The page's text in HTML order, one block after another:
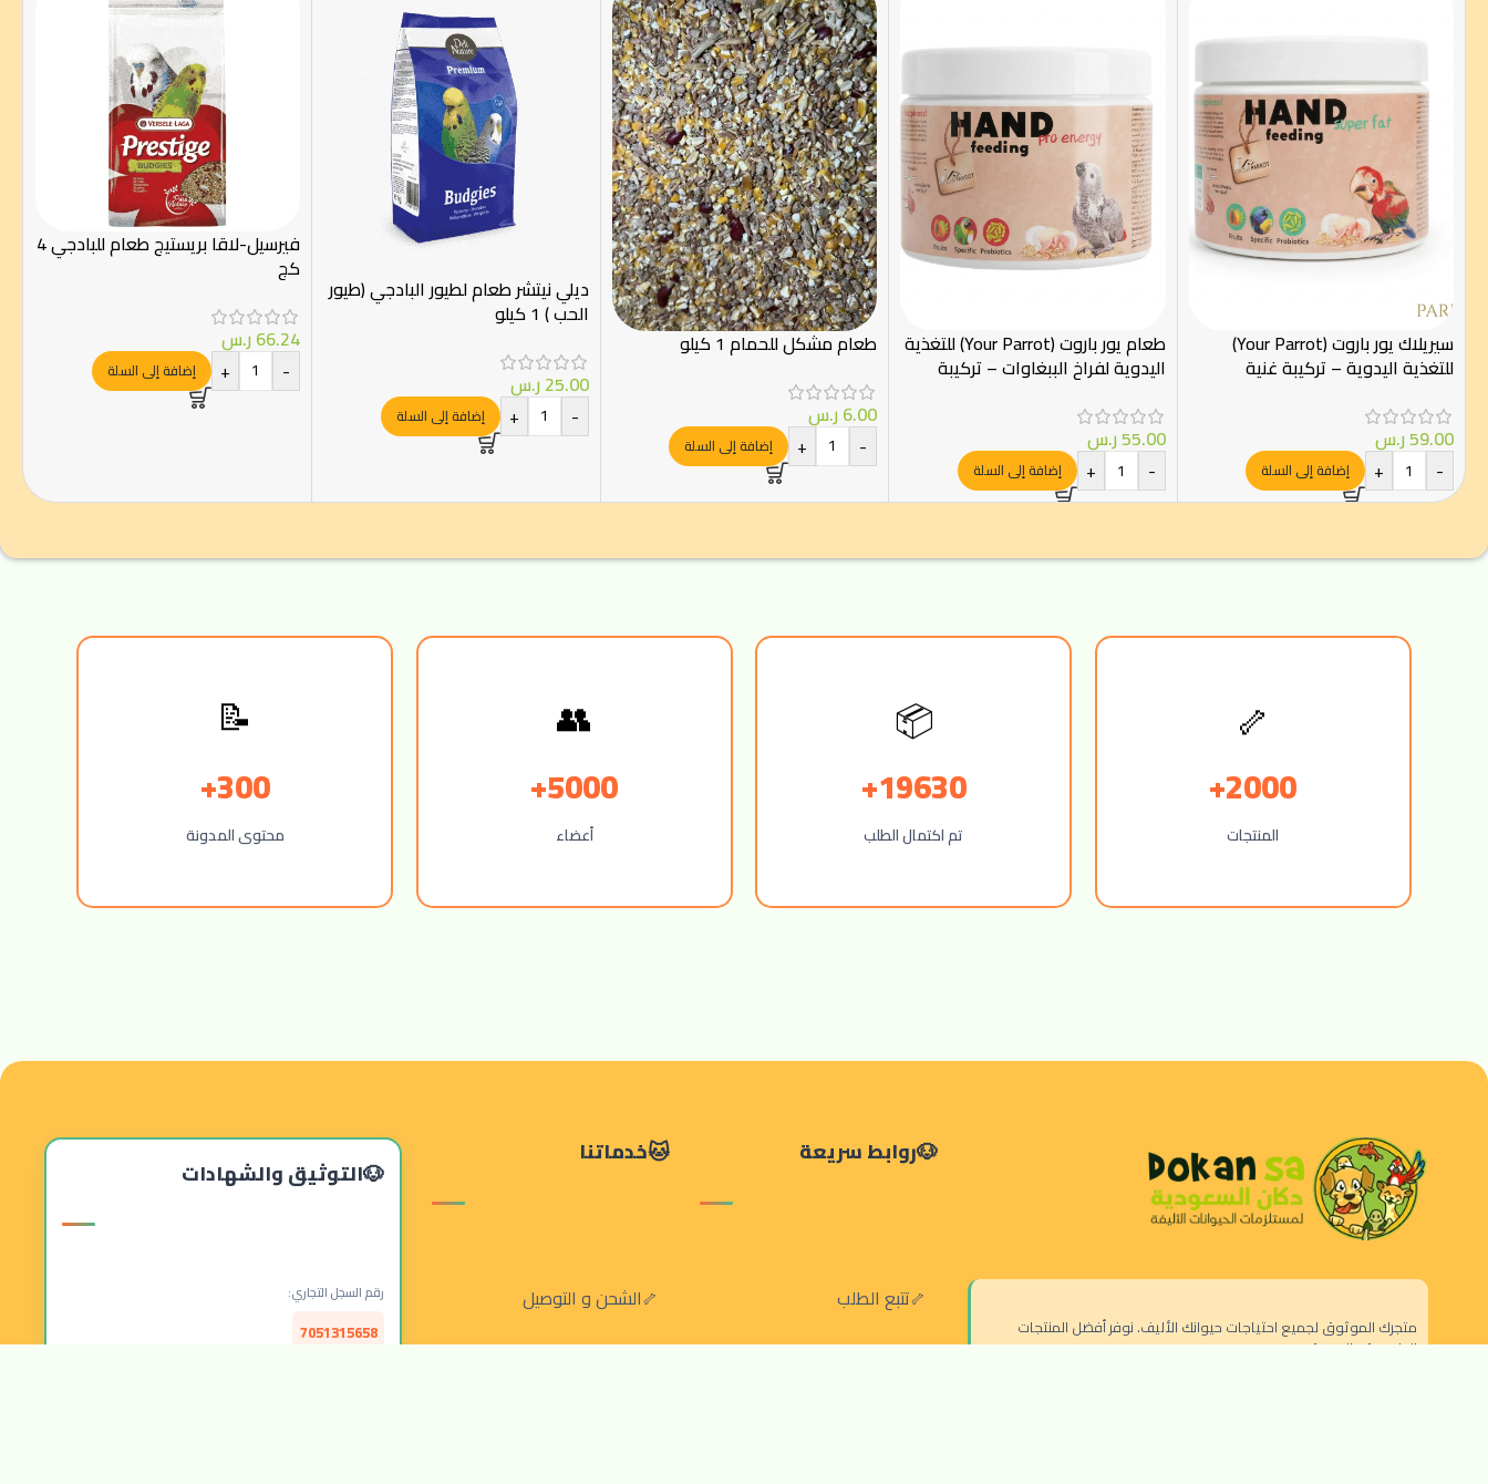
سيريلاك يور باروت (Your Parrot)
للتغذية اليدوية – تركيبة غنية
59.00ر.س
-
+ إضافة إلى السلة
طعام يور باروت (Your Parrot) للتغذية
اليدوية لفراخ الببغاوات – تركيبة
55.00ر.س
-
+ إضافة إلى السلة
طعام مشكل للحمام 1 كيلو
6.00ر.س
-
+ إضافة إلى السلة
ديلي نيتشر طعام لطيور البادجي (طيور
الحب ) 1 كيلو
25.00ر.س
-
+ إضافة إلى السلة
فيرسيل-لاقا بريستيج طعام للبادجي 4
كج
66.24ر.س
-
+ إضافة إلى السلة
🦴
2000+
المنتجات
📦
19630+
تم اكتمال الطلب
👥
5000+
أعضاء
📝
300+
محتوى المدونة
متجرك الموثوق لجميع احتياجات حيوانك الأليف. نوفر أفضل المنتجات
الطبيعية والصحية.
روابط سريعة
تتبع الطلب
خدماتنا
الشحن و التوصيل
التوثيق والشهادات
رقم السجل التجاري:
7051315658